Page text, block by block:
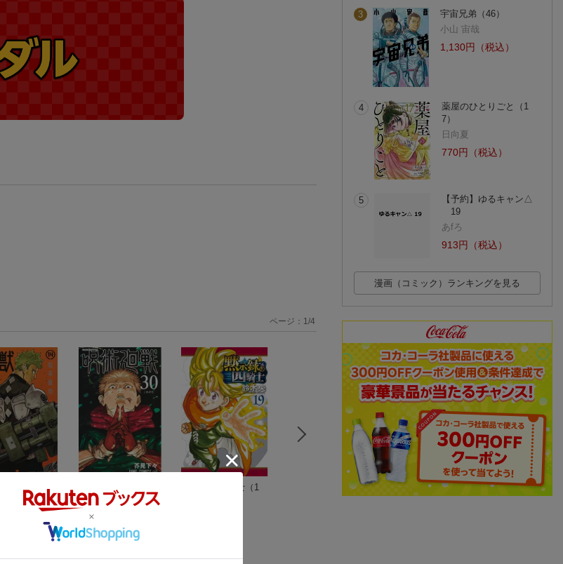
(35件)
芥見 下々
(142件)
黙示録の四騎士（1
BLUE GIANT MOME
新テニスの王子様 43
許斐 剛
GIANT KILLING
5）
ページ： 1/4
3
宇宙兄弟（46）
小山 宙哉
1,130円（税込）
4
薬屋のひとりごと（1
7）
日向夏
770円（税込）
5
【予約】ゆるキャン△
19
あfろ
913円（税込）
漫画（コミック）ランキングを見る